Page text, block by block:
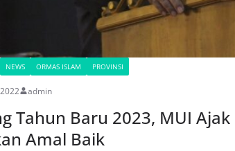
NEWS ORMAS ISLAM PROVINSI
admin
Tahun Baru 2023, MUI
Amal Baik